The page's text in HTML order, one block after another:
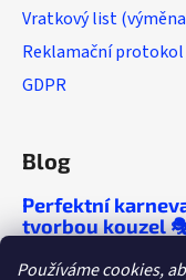
Používáme cookies,
Vratkový list
Reklamační protokol
GDPR
Blog
Perfektní
tvorbou kouzel
🎭 Chcete, aby